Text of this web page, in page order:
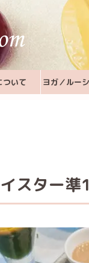
ついて ヨガ／ルー
スター準